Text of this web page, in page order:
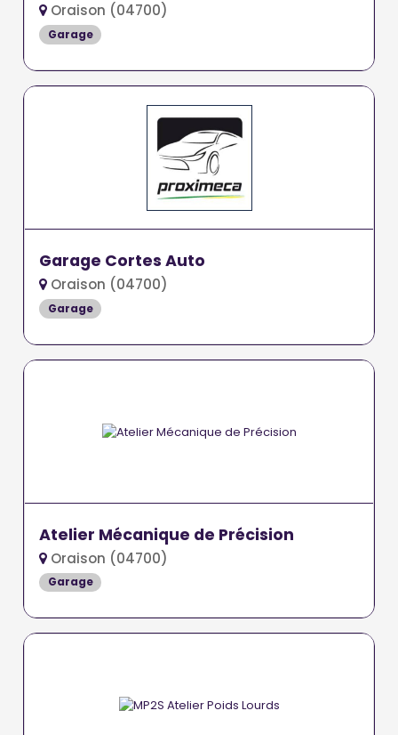
Oraison (04700)
Garage
Garage Cortes Auto
Oraison (04700)
Garage
Atelier Mécanique de Précision
Oraison (04700)
Garage